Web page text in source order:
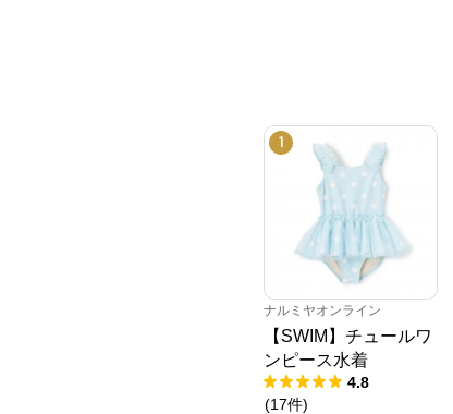
1
ナルミヤオンライン
【SWIM】チュールワ
ンピース水着
4.8
(17件)